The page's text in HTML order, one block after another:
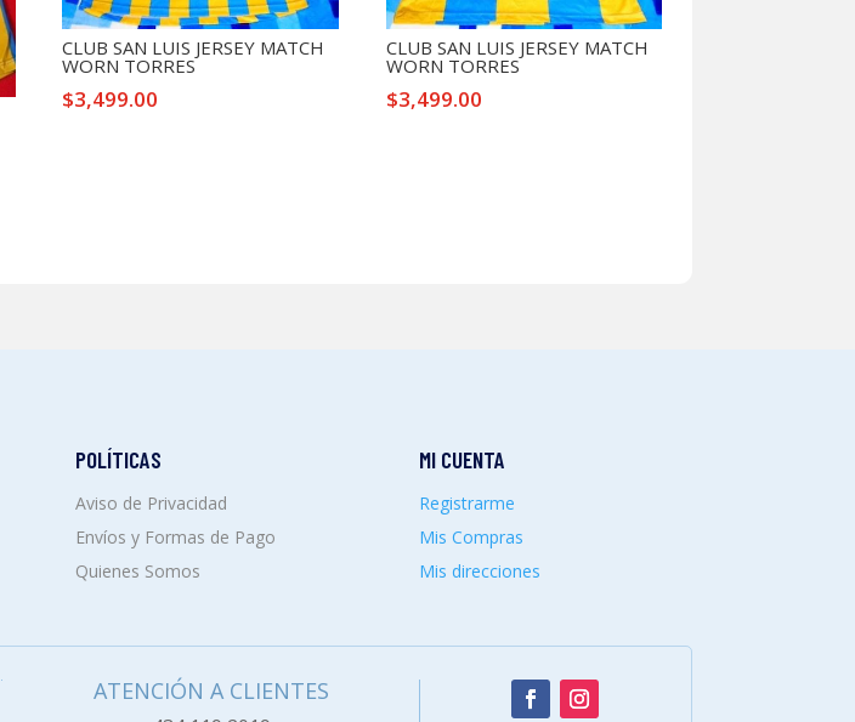
CLUB SAN LUIS JERSEY MATCH
WORN TORRES
$3,499.00
CLUB SAN LUIS JERSEY MATCH
WORN TORRES
$3,499.00
POLÍTICAS
Aviso de Privacidad
Envíos y Formas de Pago
Quienes Somos
MI CUENTA
Registrarme
Mis Compras
Mis direcciones
ATENCIÓN A CLIENTES